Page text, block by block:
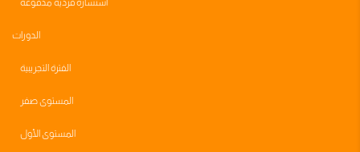
استشاره فرديه مدفوعة
الدورات
الفترة التجريبية
المستوى صفر
المستوى الأول